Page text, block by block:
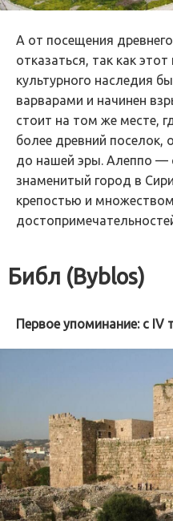
А от посещения
отказаться, так как
культурного наследия
варварами и начинен
стоит на том же месте,
более древний поселок,
до нашей эры. Алеппо —
знаменитый город в
крепостью и
Библ (Byblos)
Первое упоминание: с IV